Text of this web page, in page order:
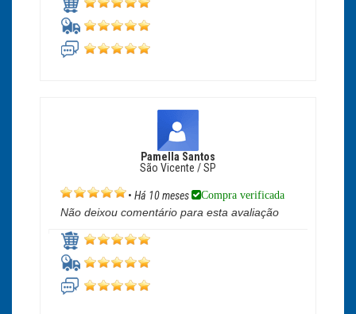
Pamella Santos
São Vicente / SP
• Há 10 meses Compra verificada
Não deixou comentário para esta avaliação